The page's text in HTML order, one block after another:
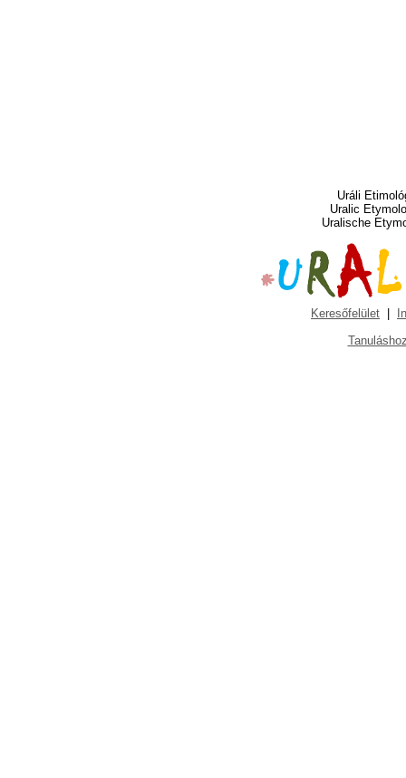
Uráli
Uralic
Uralische
Keresőfelület